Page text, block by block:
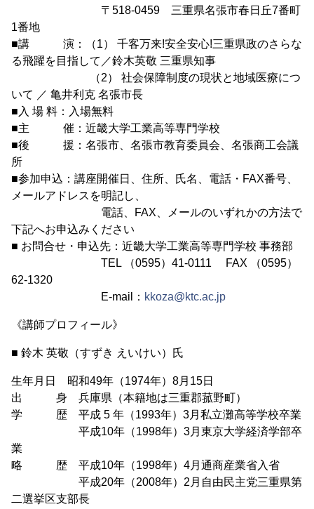
〒518-0459 三重県名張市春日丘7番町
1番地
■講 演：（1） 千客万来!安全安心!三重県政のさらな
る飛躍を目指して／鈴木英敬 三重県知事
（2） 社会保障制度の現状と地域医療につ
いて ／ 亀井利克 名張市長
■入 場 料：入場無料
■主 催：近畿大学工業高等専門学校
■後 援：名張市、名張市教育委員会、名張商工会議
所
■参加申込：講座開催日、住所、氏名、電話・FAX番号、
メールアドレスを明記し、
電話、FAX、メールのいずれかの方法で
下記へお申込みください
■ お問合せ・申込先：近畿大学工業高等専門学校 事務部
TEL （0595）41-0111 FAX （0595）
62-1320
E-mail： kkoza@ktc.ac.jp
《講師プロフィール》
■ 鈴木 英敬（すずき えいけい）氏
生年月日 昭和49年（1974年）8月15日
出 身 兵庫県（本籍地は三重郡菰野町）
学 歴 平成 5 年（1993年）3月私立灘高等学校卒業
平成10年（1998年）3月東京大学経済学部卒
業
略 歴 平成10年（1998年）4月通商産業省入省
平成20年（2008年）2月自由民主党三重県第
二選挙区支部長